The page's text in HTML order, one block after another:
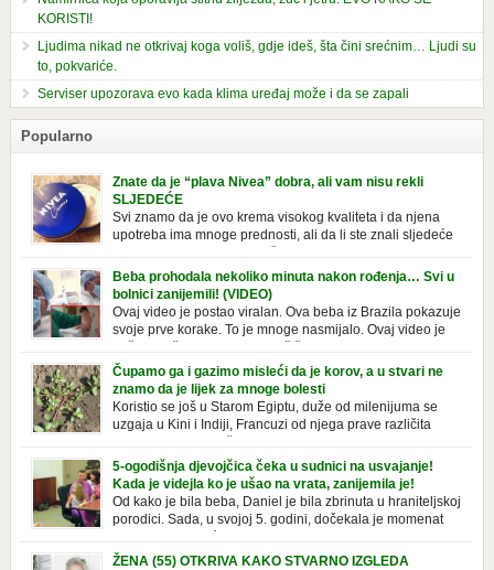
KORISTI!
Ljudima nikad ne otkrivaj koga voliš, gdje ideš, šta čini srećnim… Ljudi su
to, pokvariće.
Serviser upozorava evo kada klima uređaj može i da se zapali
Popularno
Znate da je “plava Nivea” dobra, ali vam nisu rekli
SLJEDEĆE
Svi znamo da je ovo krema visokog kvaliteta i da njena
upotreba ima mnoge prednosti, ali da li ste znali sljedeće
o njoj. Nivea krema u klasičnoj, plavoj kutiji,
prepoznatljivog mirisa i jednostavne formule, jeste nezamenljiv inventar
u kupatilima i muškaraca i žena. Mnogi ljudi se ne odvajaju od nje, pa je
čak nose sa […]
Beba prohodala nekoliko minuta nakon rođenja… Svi u
bolnici zanijemili! (VIDEO)
Ovaj video je postao viralan. Ova beba iz Brazila pokazuje
svoje prve korake. To je mnoge nasmijalo. Ovaj video je
baš neobičan. Ne viđamo baš često ovakve korake kod
novorođenih beba. Video je snimila babica, pregledalo ga je preko 80
miliona ljudi. Ove babice su ostale u čudu nakon što su vidjeli kako
beba želi […]
Čupamo ga i gazimo misleći da je korov, a u stvari ne
znamo da je lijek za mnoge bolesti
Koristio se još u Starom Egiptu, duže od milenijuma se
uzgaja u Kini i Indiji, Francuzi od njega prave različita
čupamo ga i bacamo kao korov! Tušt je jednogodišnji, ali vrlo uporan
“korov” koji, ka­da nam se jednom nastani u bašti ili dvorištu, teško ga se
5-ogodišnja djevojčica čeka u sudnici na usvajanje!
Kada je videjla ko je ušao na vrata, zanijemila je!
Od kako je bila beba, Daniel je bila zbrinuta u hraniteljskoj
porodici. Sada, u svojoj 5. godini, dočekala je momenat
je bio veoma poseban za djevojčicu i njenu novu porodicu, ali je uskoro
ŽENA (55) OTKRIVA KAKO STVARNO IZGLEDA